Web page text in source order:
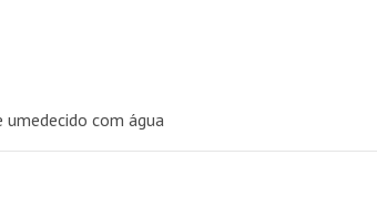
com água